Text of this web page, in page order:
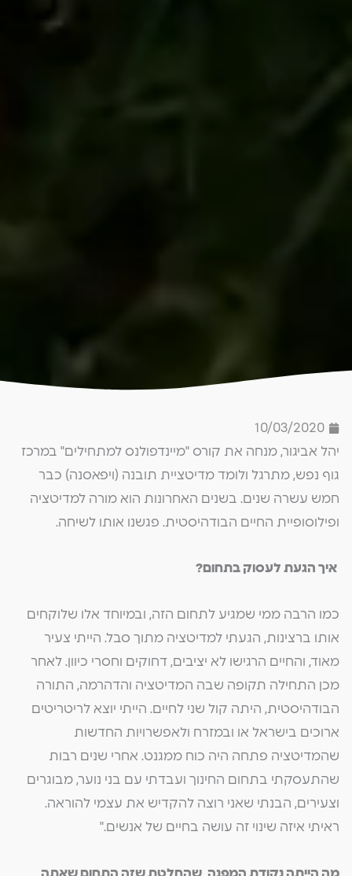
10/03/2020
יהל אביגור, מנחה את קורס "מיינדפולנס למתחילים" במרכז
גוף נפש, מתרגל ולומד מדיטציית תובנה (ויפאסנה) כבר
חמש עשרה שנים. בשנים האחרונות הוא מורה למדיטציה
ופילוסופיית החיים הבודהיסטית. פגשנו אותו לשיחה.
איך הגעת לעסוק בתחום?
כמו הרבה ממי שמגיע לתחום הזה, ובמיוחד אלו שלוקחים
אותו ברצינות, הגעתי למדיטציה מתוך סבל. הייתי צעיר
מאוד, והחיים הרגישו לא יציבים, דחוקים וחסרי כיוון. לאחר
מכן התחילה תקופה שבה המדיטציה והדהרמה, התורה
הבודהיסטית, היתה קול שני לחיים. הייתי יוצא לריטריטים
ארוכים בישראל או ובמזרח ולאפשרויות החדשות
שהמדיטציה פתחה היה כוח ממגנט. אחרי שנים רבות
שהתעסקתי בתחום החינוך ועבדתי עם בני נוער, מבוגרים
וצעירים, הבנתי שאני רוצה להקדיש את עצמי להוראה.
ראיתי איזה שינוי זה עושה בחיים של אנשים."
מה הייתה נקודת המפנה, שהחלטת שזה התחום שאתה